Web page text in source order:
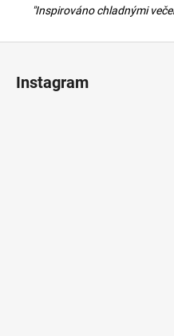
"Inspirováno chladnými
Instagram